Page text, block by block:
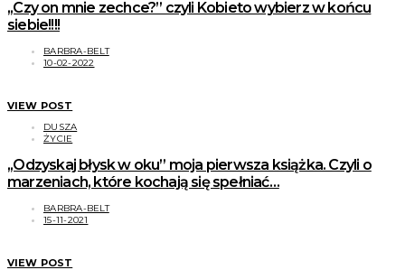
,,Czy on mnie zechce?” czyli Kobieto wybierz w końcu
siebie!!!!
BARBRA-BELT
10-02-2022
VIEW POST
DUSZA
ŻYCIE
,,Odzyskaj błysk w oku” moja pierwsza książka. Czyli o
marzeniach, które kochają się spełniać…
BARBRA-BELT
15-11-2021
VIEW POST